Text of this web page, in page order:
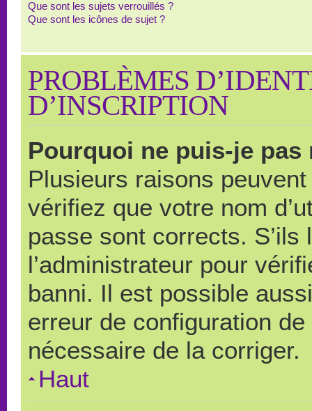
Que sont les sujets verrouillés ?
Que sont les icônes de sujet ?
PROBLÈMES
D’INSCRIPTION
Pourquoi ne puis-je pas
Plusieurs raisons
vérifiez que votre nom
passe sont corrects.
l’administrateur pour
banni. Il est possible
erreur de configuration
nécessaire de la corriger.
Haut